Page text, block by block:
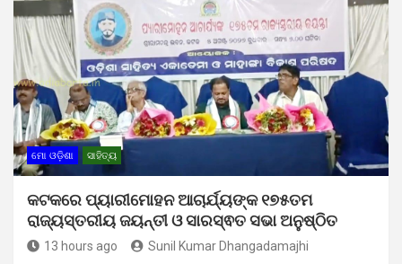
ମୋ ଓଡ଼ିଶା ସାହିତ୍ୟ
କଟକରେ ପ୍ୟାରୀମୋହନ ଆଚାର୍ଯ୍ୟଙ୍କ ୧୭୫ତମ
ରାଜ୍ୟସ୍ତରୀୟ ଜୟନ୍ତୀ ଓ ସାରସ୍ଵତ ସଭା ଅନୁଷ୍ଠିତ
13 hours ago Sunil Kumar Dhangadamajhi